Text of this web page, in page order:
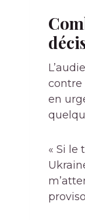
contre
en
« Si le